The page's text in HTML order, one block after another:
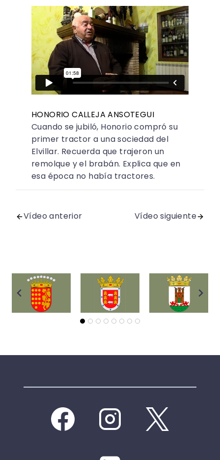
HONORIO CALLEJA ANSOTEGUI
Cuando se jubiló, Honorio compró su
primer tractor a una sociedad del
Elvillar. Recuerda que trajeron un
remolque y el brabán. Explica que en
esa época no había tractores.
Vídeo anterior Vídeo siguiente